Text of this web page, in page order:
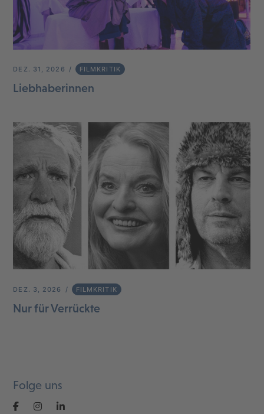
DEZ. 31, 2026 FILMKRITIK
Liebhaberinnen
DEZ. 3, 2026 FILMKRITIK
Nur für Verrückte
Folge uns